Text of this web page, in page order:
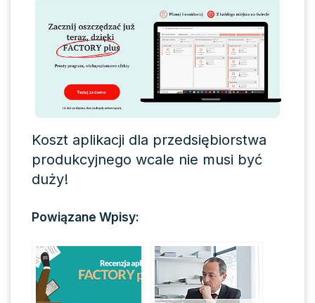
Koszt aplikacji dla przedsiębiorstwa
produkcyjnego wcale nie musi być
duży!
Powiązane Wpisy: